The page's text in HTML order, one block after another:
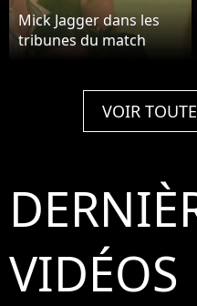
Mick Jagger dans les
tribunes du match
VOIR
VIDÉOS